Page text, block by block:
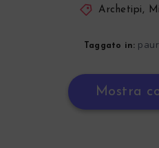
Archetipi,
Taggato in:
Mostra